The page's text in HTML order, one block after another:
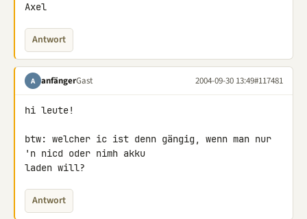
Axel
Antwort
A anfängerGast 2004-09-30 13:49#117481
hi leute!
btw: welcher ic ist denn gängig, wenn man nur
'n nicd oder nimh akku
laden will?
Antwort